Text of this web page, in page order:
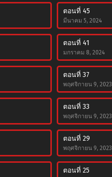
ตอนที่ 45
มีนาคม 5, 2024
ตอนที่ 41
มกราคม 8, 2024
ตอนที่ 37
พฤศจิกายน 9, 2023
ตอนที่ 33
พฤศจิกายน 9, 2023
ตอนที่ 29
พฤศจิกายน 9, 2023
ตอนที่ 25